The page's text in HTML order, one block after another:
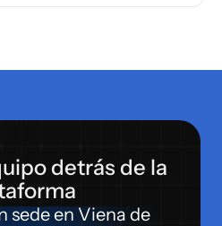
detrás de la
sede en Viena de